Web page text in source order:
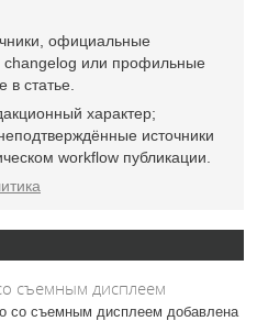
официальные
changelog или профильные
статье.
характер;
источники
workflow публикации.
съемным дисплеем
со съемным дисплеем добавлена